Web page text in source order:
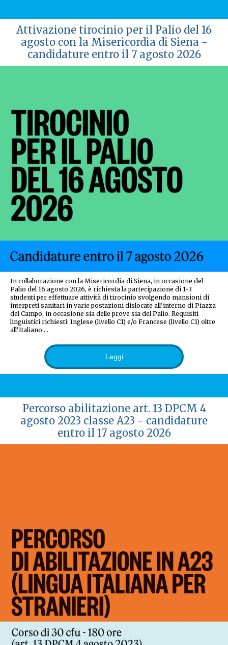
Attivazione tirocinio per il Palio del 16
agosto con la Misericordia di Siena -
candidature entro il 7 agosto 2026
In collaborazione con la Misericordia di Siena, in occasione del
Palio del 16 agosto 2026, è richiesta la partecipazione di 1-3
studenti per effettuare attività di tirocinio svolgendo mansioni di
interpreti sanitari in varie postazioni dislocate all'interno di Piazza
del Campo, in occasione sia delle prove sia del Palio. Requisiti
linguistici richiesti: Inglese (livello C1) e/o Francese (livello C1) oltre
all'Italiano …
Leggi
Percorso abilitazione art. 13 DPCM 4
agosto 2023 classe A23 - candidature
entro il 17 agosto 2026